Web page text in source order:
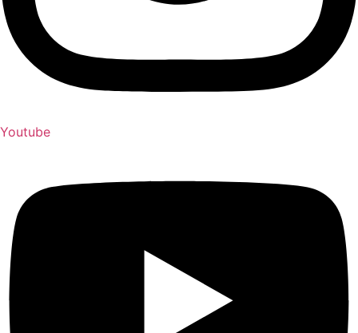
Youtube